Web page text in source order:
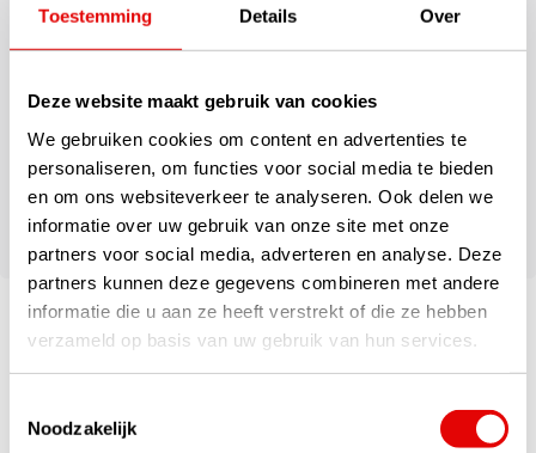
Toestemming Details Over
Deze website maakt gebruik van cookies
We gebruiken cookies om content en advertenties te
personaliseren, om functies voor social media te bieden
en om ons websiteverkeer te analyseren. Ook delen we
informatie over uw gebruik van onze site met onze
partners voor social media, adverteren en analyse. Deze
partners kunnen deze gegevens combineren met andere
informatie die u aan ze heeft verstrekt of die ze hebben
verzameld op basis van uw gebruik van hun services.
Noodzakelijk
Inklapbare paraplu
Doorsnede 54 inch / circa 137 cm
Ergonomic sport-grip rubber-coated handgreep
Lightweight fiberglass shaft
Prachtig materiaal
Chique TaylorMade branding
100% nylon